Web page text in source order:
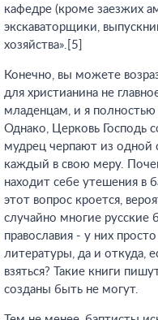
кафедре (кроме заезжих
экскаваторщики,
хозяйства».[5]
Конечно, вы можете
для христианина не
младенцам, и я полностью
Однако, Церковь Господь
мудрец черпают из одной
каждый в свою меру.
находит себе утешения в
этот вопрос кроется,
случайно многие русские
православия - у них
литературы, да и откуда,
взяться? Такие книги
созданы быть не могут.